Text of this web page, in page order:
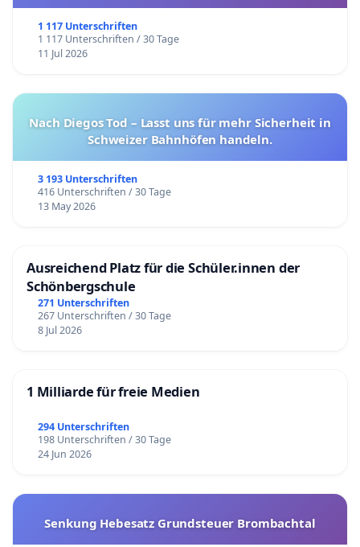
1 117 Unterschriften
1 117 Unterschriften / 30 Tage
11 Jul 2026
Nach Diegos Tod – Lasst uns für mehr Sicherheit in
Schweizer Bahnhöfen handeln.
3 193 Unterschriften
416 Unterschriften / 30 Tage
13 May 2026
Ausreichend Platz für die Schüler.innen der
Schönbergschule
271 Unterschriften
267 Unterschriften / 30 Tage
8 Jul 2026
1 Milliarde für freie Medien
294 Unterschriften
198 Unterschriften / 30 Tage
24 Jun 2026
Senkung Hebesatz Grundsteuer Brombachtal